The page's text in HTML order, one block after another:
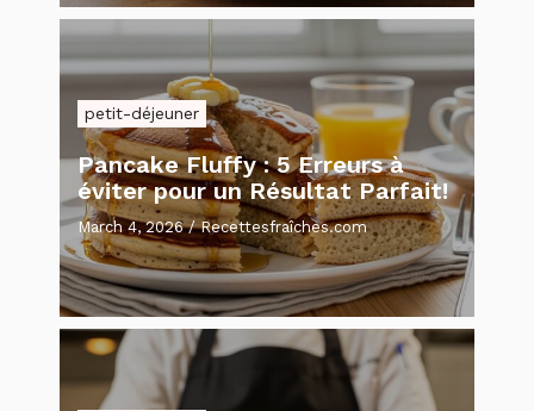
petit-déjeuner
Pancake Fluffy : 5 Erreurs à
éviter pour un Résultat Parfait!
March 4, 2026/Recettesfraîches.com